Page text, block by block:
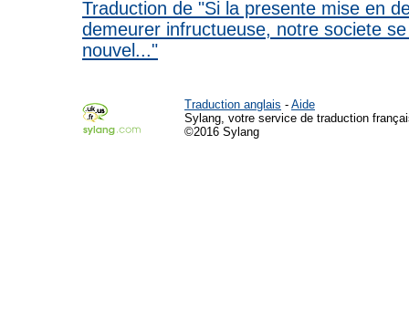
Traduction de "Si la presente mise en
demeurer infructueuse, notre societe
nouvel..."
Traduction anglais - Aide
Sylang, votre service de traduction
©2016 Sylang